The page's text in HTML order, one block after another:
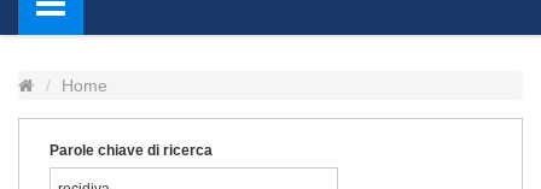
Home
Parole chiave di ricerca